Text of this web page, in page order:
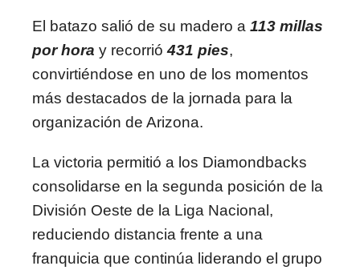
El batazo salió de su madero a 113 millas
por hora y recorrió431 pies,
convirtiéndose en uno de los momentos
más destacados de la jornada para la
organización de Arizona.
La victoria permitió a los Diamondbacks
consolidarse en la segunda posición de la
División Oeste de la Liga Nacional,
reduciendo distancia frente a una
franquicia que continúa liderando el grupo